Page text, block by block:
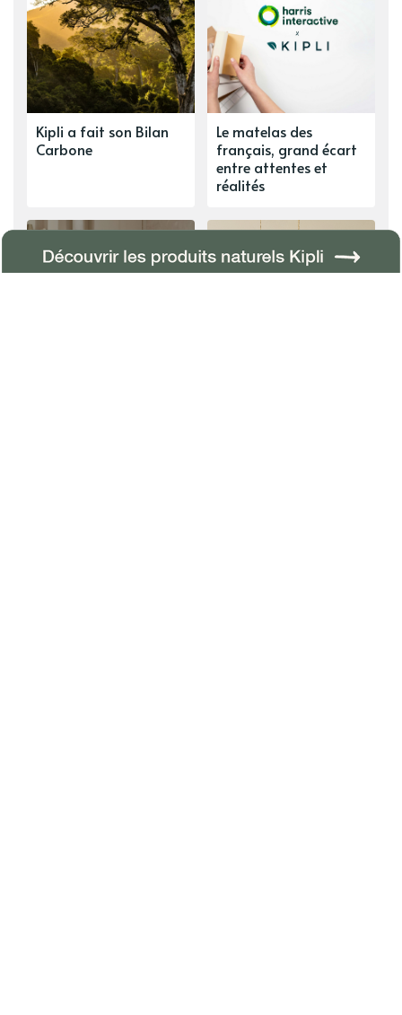
Kipli a fait son Bilan
Carbone
Le matelas des
français, grand écart
entre attentes et
réalités